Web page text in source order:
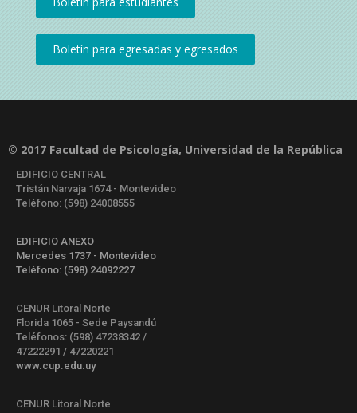
© 2017 Facultad de Psicología, Universidad de la República
EDIFICIO CENTRAL
Tristán Narvaja 1674 - Montevideo
Teléfono: (598) 24008555
EDIFICIO ANEXO
Mercedes 1737 - Montevideo
Teléfono: (598) 24092227
CENUR Litoral Norte
Florida 1065 - Sede Paysandú
Teléfonos: (598) 47238342 /
47222291 / 47220221
www.cup.edu.uy
CENUR Litoral Norte